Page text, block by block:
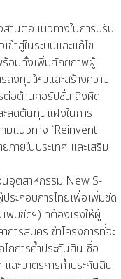
นต่อแนวทางในการปรับ
าสู่ในระบบและแก้ไข
อมทั้งเพิ่มศักยภาพผู้
งทุนใหม่และสร้างความ
ต่อต้านคอรัปชั่น สิ่งผิด
ลดต้นทุนแฝงในการ
มแนวทาง `Reinvent
ายในประเทศ และเสริม
อุตสาหกรรม New S-
ะกอบการไทยเพื่อเพิ่มขีด
พิ่มขีดฯ) ที่ต้องเร่งให้ผู้
การสมัครเข้าโครงการที่จะ
กการค้ำประกันสินเชื่อ
ละมาตรการค้ำประกันสิน